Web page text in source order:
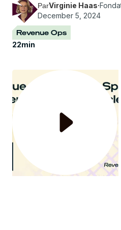
ParVirginie Haas·
December 5, 2024
Revenue Ops
22min